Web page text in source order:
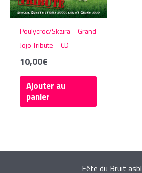
Poulycroc/Skaïra – Grand
Jojo Tribute – CD
10,00€
Ajouter au
panier
Fête du Bruit asbl